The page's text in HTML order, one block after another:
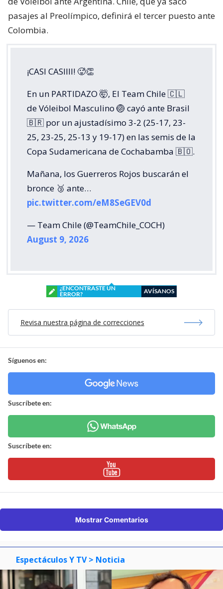
pasajes al Preolímpico, definirá el tercer puesto ante
Colombia.
¡CASI CASIIII! 🥵👏
En un PARTIDAZO 🤯, El Team Chile 🇨🇱
de Vóleibol Masculino 🏐 cayó ante Brasil
🇧🇷 por un ajustadísimo 3-2 (25-17, 23-
25, 23-25, 25-13 y 19-17) en las semis de la
Copa Sudamericana de Cochabamba 🇧🇴.
Mañana, los Guerreros Rojos buscarán el
bronce 🥉 ante…
pic.twitter.com/eM8SeGEV0d
— Team Chile (@TeamChile_COCH)
August 9, 2026
¿ENCONTRASTE UN
ERROR?
AVÍSANOS
Revisa nuestra página de correcciones
Síguenos en:
Suscríbete en:
Suscríbete en:
Mostrar Comentarios
Espectáculos Y TV > Noticia